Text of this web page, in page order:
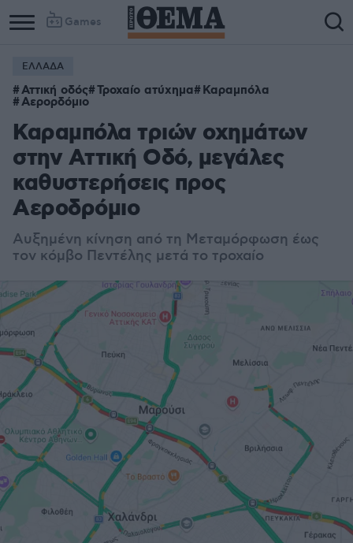
Games
Column
1
Column
ΕΛΛΑΔΑ
Αττική οδός Τροχαίο ατύχημα Καραμπόλα
Αερορδόμιο
Καραμπόλα τριών οχημάτων
στην Αττική Οδό, μεγάλες
καθυστερήσεις προς
Αεροδρόμιο
Αυξημένη κίνηση από τη Μεταμόρφωση έως
τον κόμβο Πεντέλης μετά το τροχαίο